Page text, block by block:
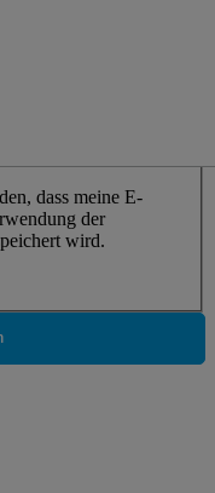
dass meine E-
der
wird.